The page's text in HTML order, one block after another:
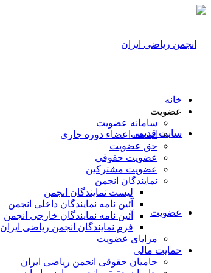
سایت قدیمی
عضویت
خانه
عضویت
سامانه عضویت
لیست اعضاء دوره جاری
حق عضویت
عضویت حقوقی
عضویت مشترکین
نمایندگان انجمن
لیست نمایندگان انجمن
آئین نامه نمایندگان داخلی انجمن
آئین نامه نمایندگان خارجی انجمن
فرم نمایندگان انجمن ریاضی ایران
مزایای عضویت
حمایت مالی
حامیان حقوقی انجمن ریاضی ایران